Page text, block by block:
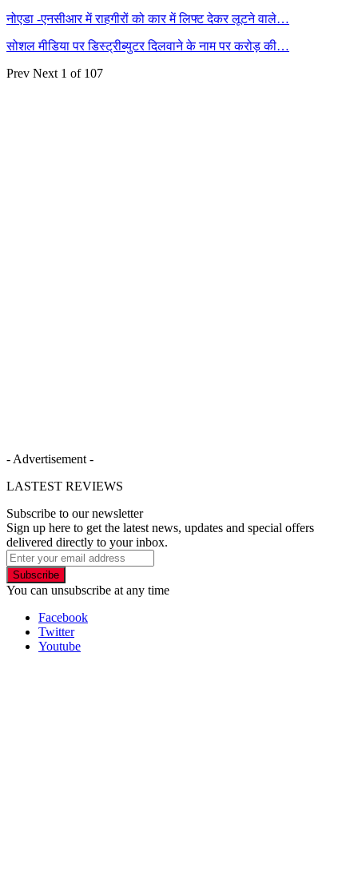
नोएडा -एनसीआर में राहगीरों को कार में लिफ्ट देकर लूटने वाले…
सोशल मीडिया पर डिस्ट्रीब्युटर दिलवाने के नाम पर करोड़ की…
Prev Next 1 of 107
- Advertisement -
LASTEST REVIEWS
Subscribe to our newsletter
Sign up here to get the latest news, updates and special offers
delivered directly to your inbox.
Subscribe
You can unsubscribe at any time
Facebook
Twitter
Youtube